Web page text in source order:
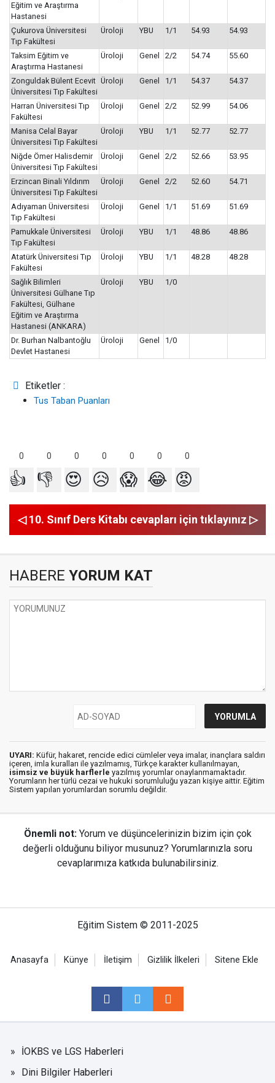
Eğitim ve Araştırma
Hastanesi
Çukurova Üniversitesi
Tıp Fakültesi
Üroloji YBU 1/1 54.93 54.93
Taksim Eğitim ve
Araştırma Hastanesi
Üroloji Genel 2/2 54.74 55.60
Zonguldak Bülent Ecevit
Üniversitesi Tıp Fakültesi
Üroloji Genel 1/1 54.37 54.37
Harran Üniversitesi Tıp
Fakültesi
Üroloji Genel 2/2 52.99 54.06
Manisa Celal Bayar
Üniversitesi Tıp Fakültesi
Üroloji YBU 1/1 52.77 52.77
Niğde Ömer Halisdemir
Üniversitesi Tıp Fakültesi
Üroloji Genel 2/2 52.66 53.95
Erzincan Binali Yıldırım
Üniversitesi Tıp Fakültesi
Üroloji Genel 2/2 52.60 54.71
Adıyaman Üniversitesi
Tıp Fakültesi
Üroloji Genel 1/1 51.69 51.69
Pamukkale Üniversitesi
Tıp Fakültesi
Üroloji YBU 1/1 48.86 48.86
Atatürk Üniversitesi Tıp
Fakültesi
Üroloji YBU 1/1 48.28 48.28
Sağlık Bilimleri
Üniversitesi Gülhane Tıp
Fakültesi, Gülhane
Eğitim ve Araştırma
Hastanesi (ANKARA)
Üroloji YBU 1/0
Dr. Burhan Nalbantoğlu
Devlet Hastanesi
Üroloji Genel 1/0
Etiketler :
Tus Taban Puanları
0 0 0 0 0 0 0
👍 👎 😍 😥 😱 😂 😡
◁ 10. Sınıf Ders Kitabı cevapları için tıklayınız ▷
HABERE YORUM KAT
UYARI: Küfür, hakaret, rencide edici cümleler veya imalar, inançlara saldırı
içeren, imla kuralları ile yazılmamış, Türkçe karakter kullanılmayan,
isimsiz ve büyük harflerle yazılmış yorumlar onaylanmamaktadır.
Yorumların her türlü cezai ve hukuki sorumluluğu yazan kişiye aittir. Eğitim
Sistem yapılan yorumlardan sorumlu değildir.
Önemli not: Yorum ve düşüncelerinizin bizim için çok
değerli olduğunu biliyor musunuz? Yorumlarınızla soru
cevaplarımıza katkıda bulunabilirsiniz.
Eğitim Sistem © 2011-2025
Anasayfa Künye İletişim Gizlilik İlkeleri Sitene Ekle
İOKBS ve LGS Haberleri
Dini Bilgiler Haberleri